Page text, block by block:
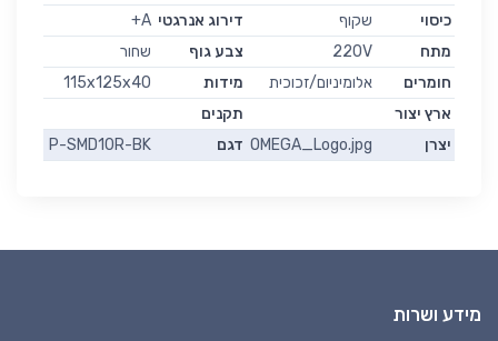
כיסוי
שקוף דירוג אנרגטי A+
מתח
220V צבע גוף
שחור
חומרים
אלומיניום/זכוכית מידות
115x125x40
ארץ יצור
תקנים
יצרן
OMEGA_Logo.jpg דגם P-SMD10R-BK
מידע ושרות